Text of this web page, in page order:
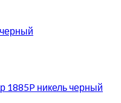
1885P никель черный